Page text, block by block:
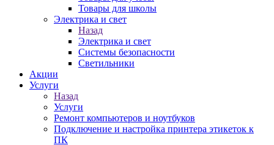
Товары для школы
Электрика и свет
Назад
Электрика и свет
Системы безопасности
Светильники
Акции
Услуги
Назад
Услуги
Ремонт компьютеров и ноутбуков
Подключение и настройка принтера этикеток к
ПК